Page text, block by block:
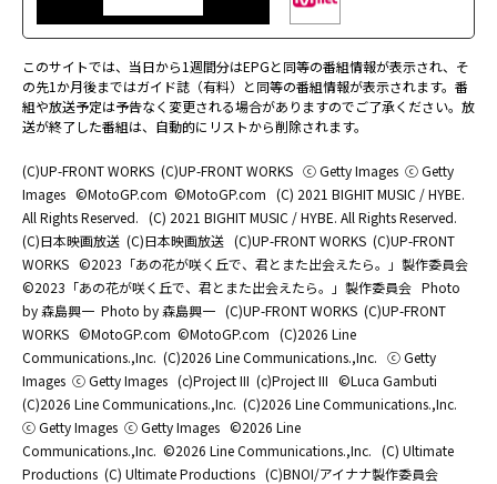
このサイトでは、当日から1週間分はEPGと同等の番組情報が表示され、そ
の先1か月後まではガイド誌（有料）と同等の番組情報が表示されます。番
組や放送予定は予告なく変更される場合がありますのでご了承ください。放
送が終了した番組は、自動的にリストから削除されます。
(C)UP-FRONT WORKS (C)UP-FRONT WORKS ⓒ Getty Images ⓒ Getty
Images ©MotoGP.com ©MotoGP.com (C) 2021 BIGHIT MUSIC / HYBE.
All Rights Reserved. (C) 2021 BIGHIT MUSIC / HYBE. All Rights Reserved.
(C)日本映画放送 (C)日本映画放送 (C)UP-FRONT WORKS (C)UP-FRONT
WORKS ©2023「あの花が咲く丘で、君とまた出会えたら。」製作委員会
©2023「あの花が咲く丘で、君とまた出会えたら。」製作委員会 Photo
by 森島興一 Photo by 森島興一 (C)UP-FRONT WORKS (C)UP-FRONT
WORKS ©MotoGP.com ©MotoGP.com (C)2026 Line
Communications.,Inc. (C)2026 Line Communications.,Inc. ⓒ Getty
Images ⓒ Getty Images (c)Project III (c)Project III ©Luca Gambuti
(C)2026 Line Communications.,Inc. (C)2026 Line Communications.,Inc.
ⓒ Getty Images ⓒ Getty Images ©2026 Line
Communications.,Inc. ©2026 Line Communications.,Inc. (C) Ultimate
Productions (C) Ultimate Productions (C)BNOI/アイナナ製作委員会